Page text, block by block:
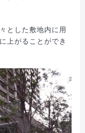
とした敷地内に用
上がることができ